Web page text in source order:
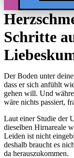
Schritte
Der Boden unter
dass er sich anfühlt
gehen will. Und
wäre nichts passiert,
Laut einer Studie der
dieselben Hirnareale
Leiden ist nicht
deshalb braucht es
da herauszukommen.